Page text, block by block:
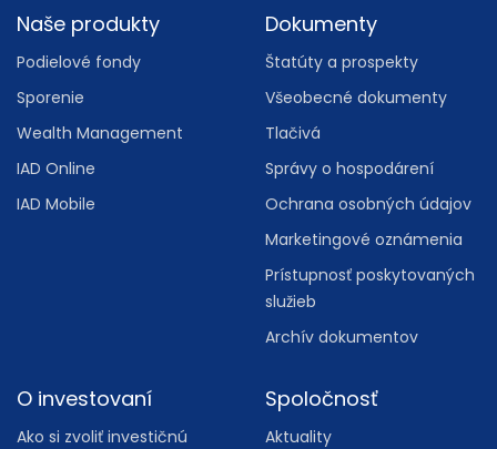
Footer
Naše produkty
Podielové fondy
Sporenie
Wealth Management
IAD Online
IAD Mobile
Dokumenty
Štatúty a prospekty
Všeobecné dokumenty
Tlačivá
Správy o hospodárení
Ochrana osobných údajov
Marketingové oznámenia
Prístupnosť poskytovaných
služieb
Archív dokumentov
O investovaní
Ako si zvoliť investičnú
Spoločnosť
Aktuality